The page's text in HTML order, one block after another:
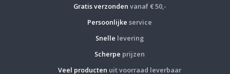
Gratis verzonden vanaf € 50,-
Persoonlijke service
Snelle levering
Scherpe prijzen
Veel producten uit voorraad leverbaar